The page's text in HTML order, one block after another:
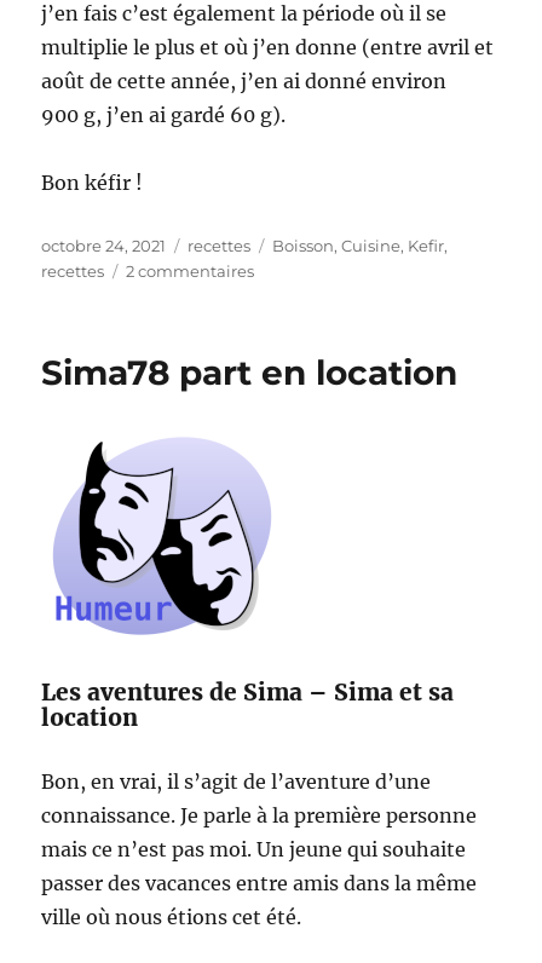
j’en fais c’est également la période où il se
multiplie le plus et où j’en donne (entre avril et
août de cette année, j’en ai donné environ
900 g, j’en ai gardé 60 g).
Bon kéfir !
Publié
le
octobre 24, 2021 Catégories
recettes Étiquettes
Boisson,Cuisine, Kefir,
recettes
2 commentairessur
kéfir
Sima78 part en location
Les aventures de Sima – Sima et sa
location
Bon, en vrai, il s’agit de l’aventure d’une
connaissance. Je parle à la première personne
mais ce n’est pas moi. Un jeune qui souhaite
passer des vacances entre amis dans la même
ville où nous étions cet été.